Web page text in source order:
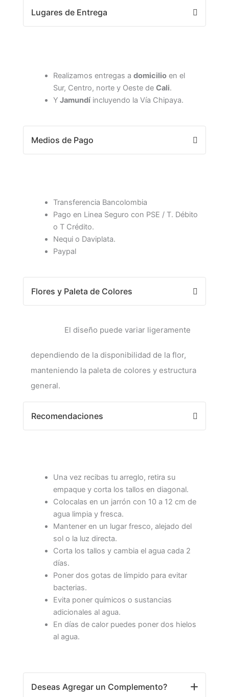
Lugares de Entrega
Realizamos entregas a domicilioen el
Sur, Centro, norte y Oeste de Cali.
Y Jamundíincluyendo la Vía Chipaya.
Medios de Pago
Transferencia Bancolombia
Pago en Linea Seguro con PSE / T. Débito
o T Crédito.
Nequi o Daviplata.
Paypal
Flores y Paleta de Colores
El diseño puede variar ligeramente
dependiendo de la disponibilidad de la flor,
manteniendo la paleta de colores y estructura
general.
Recomendaciones
Una vez recibas tu arreglo, retira su
empaque y corta los tallos en diagonal.
Colocalas en un jarrón con 10 a 12 cm de
agua limpia y fresca.
Mantener en un lugar fresco, alejado del
sol o la luz directa.
Corta los tallos y cambia el agua cada 2
días.
Poner dos gotas de límpido para evitar
bacterias.
Evita poner químicos o sustancias
adicionales al agua.
En días de calor puedes poner dos hielos
al agua.
Deseas Agregar un Complemento?